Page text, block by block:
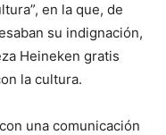
en la que, de
su indignación,
Heineken gratis
la cultura.
una comunicación